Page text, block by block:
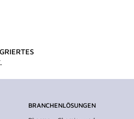
BRANCHENLÖSUNGEN